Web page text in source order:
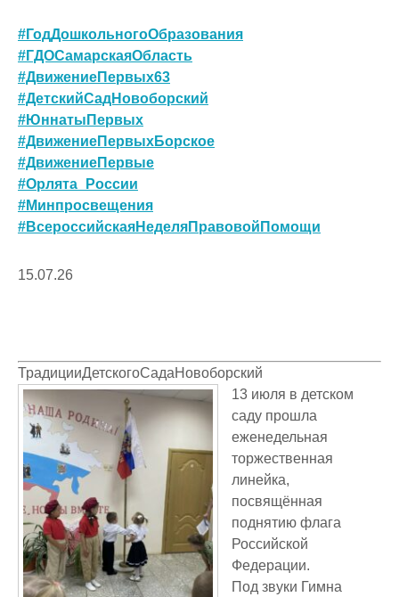
#ГодДошкольногоОбразования
#ГДОСамарскаяОбласть
#ДвижениеПервых63
#ДетскийСадНовоборский
#ЮннатыПервых
#ДвижениеПервыхБорское
#ДвижениеПервые
#Орлята_России
#Минпросвещения
#ВсероссийскаяНеделяПравовойПомощи
15.07.26
ТрадицииДетскогоСадаНовоборский
13 июля в детском
саду прошла
еженедельная
торжественная
линейка,
посвящённая
поднятию флага
Российской
Федерации.
Под звуки Гимна